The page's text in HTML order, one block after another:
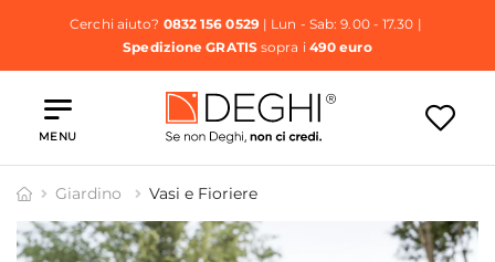
Cerchi aiuto? 0832 156 0529| Lun - Sab: 9.00 - 17.30 |
Spedizione GRATISsopra i 490 euro
MENU
Giardino Vasi e Fioriere